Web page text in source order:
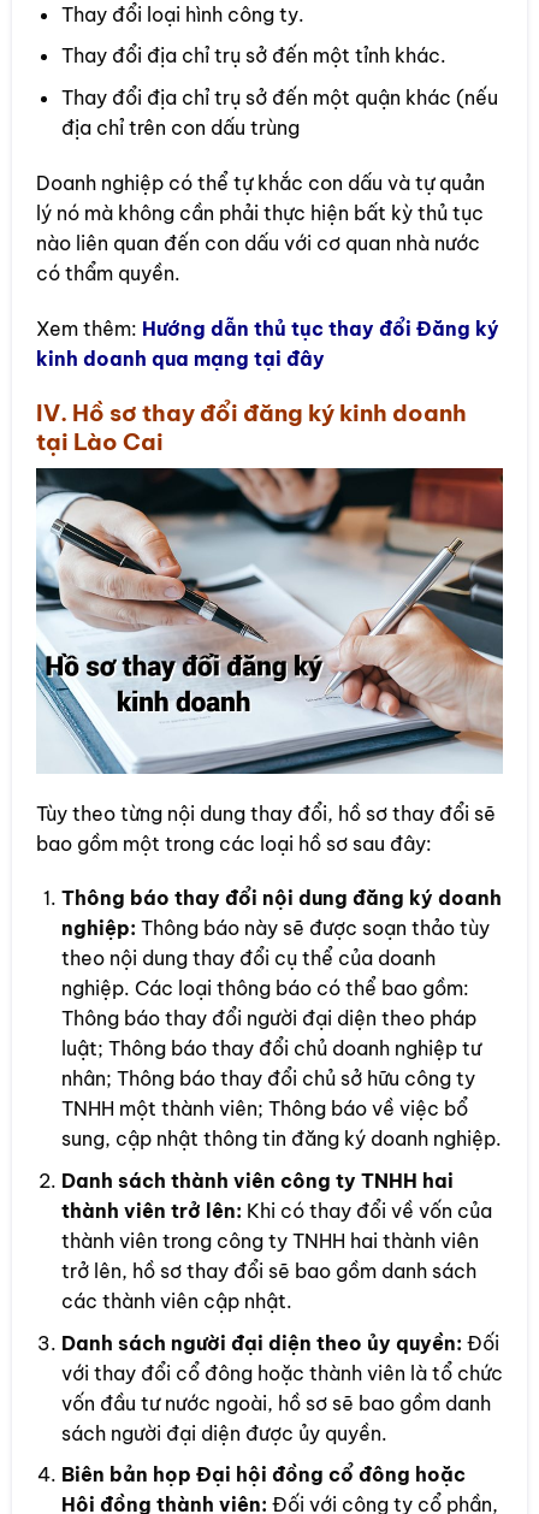
Thay đổi loại hình công ty.
Thay đổi địa chỉ trụ sở đến một tỉnh khác.
Thay đổi địa chỉ trụ sở đến một quận khác (nếu
địa chỉ trên con dấu trùng
Doanh nghiệp có thể tự khắc con dấu và tự quản
lý nó mà không cần phải thực hiện bất kỳ thủ tục
nào liên quan đến con dấu với cơ quan nhà nước
có thẩm quyền.
Xem thêm: Hướng dẫn thủ tục thay đổi Đăng ký
kinh doanh qua mạng tại đây
IV. Hồ sơ thay đổi đăng ký kinh doanh
tại Lào Cai
Tùy theo từng nội dung thay đổi, hồ sơ thay đổi sẽ
bao gồm một trong các loại hồ sơ sau đây:
Thông báo thay đổi nội dung đăng ký doanh
nghiệp: Thông báo này sẽ được soạn thảo tùy
theo nội dung thay đổi cụ thể của doanh
nghiệp. Các loại thông báo có thể bao gồm:
Thông báo thay đổi người đại diện theo pháp
luật; Thông báo thay đổi chủ doanh nghiệp tư
nhân; Thông báo thay đổi chủ sở hữu công ty
TNHH một thành viên; Thông báo về việc bổ
sung, cập nhật thông tin đăng ký doanh nghiệp.
Danh sách thành viên công ty TNHH hai
thành viên trở lên: Khi có thay đổi về vốn của
thành viên trong công ty TNHH hai thành viên
trở lên, hồ sơ thay đổi sẽ bao gồm danh sách
các thành viên cập nhật.
Danh sách người đại diện theo ủy quyền: Đối
với thay đổi cổ đông hoặc thành viên là tổ chức
vốn đầu tư nước ngoài, hồ sơ sẽ bao gồm danh
sách người đại diện được ủy quyền.
Biên bản họp Đại hội đồng cổ đông hoặc
Hội đồng thành viên: Đối với công ty cổ phần,